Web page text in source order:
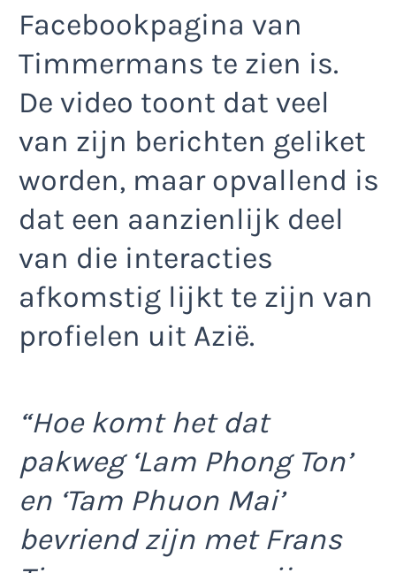
Facebookpagina van
Timmermans te zien is.
De video toont dat veel
van zijn berichten geliket
worden, maar opvallend is
dat een aanzienlijk deel
van die interacties
afkomstig lijkt te zijn van
profielen uit Azië.
“Hoe komt het dat
pakweg ‘Lam Phong Ton’
en ‘Tam Phuon Mai’
bevriend zijn met Frans